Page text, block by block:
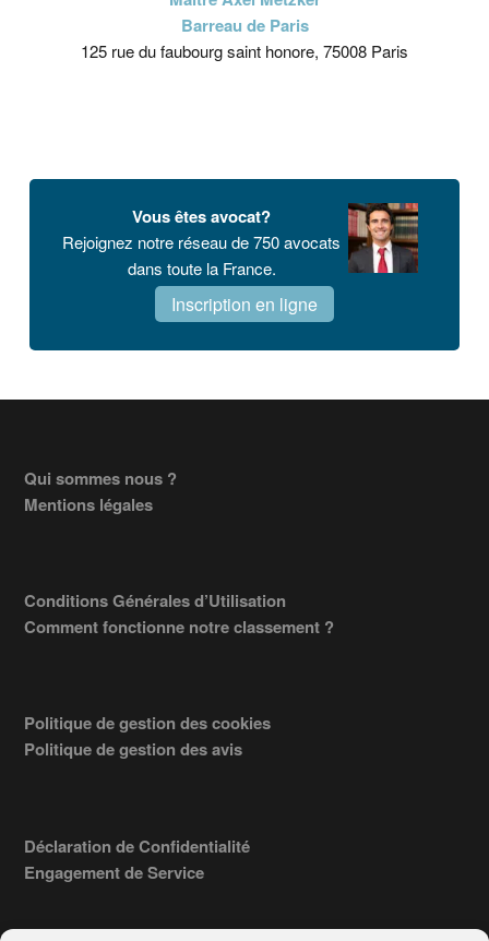
Barreau de Paris
125 rue du faubourg saint honore, 75008 Paris
Vous êtes avocat?
Rejoignez notre réseau de 750 avocats
dans toute la France.
Inscription en ligne
Footer
Qui sommes nous ?
Mentions légales
Conditions Générales d’Utilisation
Comment fonctionne notre classement ?
Politique de gestion des cookies
Politique de gestion des avis
Déclaration de Confidentialité
Engagement de Service